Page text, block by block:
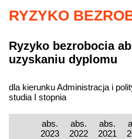
RYZYKO
Ryzyko bezrobocia
uzyskaniu dyplomu
dla kierunku Administracja i
studia I stopnia
abs.
2023
abs.
2022
abs.
2021